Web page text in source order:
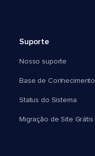
Suporte
Nosso suporte
Base de Conhecimento
Status do Sistema
Migração de Site Grátis